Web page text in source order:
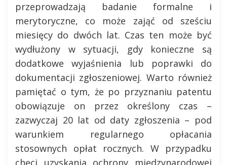
przeprowadzają badanie formalne i
merytoryczne, co może zająć od sześciu
miesięcy do dwóch lat. Czas ten może być
wydłużony w sytuacji, gdy konieczne są
dodatkowe wyjaśnienia lub poprawki do
dokumentacji zgłoszeniowej. Warto również
pamiętać o tym, że po przyznaniu patentu
obowiązuje on przez określony czas –
zazwyczaj 20 lat od daty zgłoszenia – pod
warunkiem regularnego opłacania
stosownych opłat rocznych. W przypadku
chęci uzyskania ochrony międzynarodowej